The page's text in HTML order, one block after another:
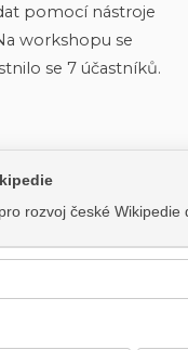
pomocí nástroje
workshopu se
se 7 účastníků.